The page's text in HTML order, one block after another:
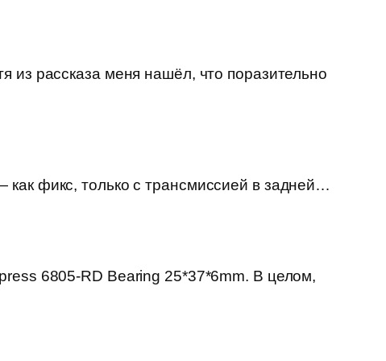
из рассказа меня нашёл, что поразительно
фикс, только с трансмиссией в задней…
6805-RD Bearing 25*37*6mm. В целом,